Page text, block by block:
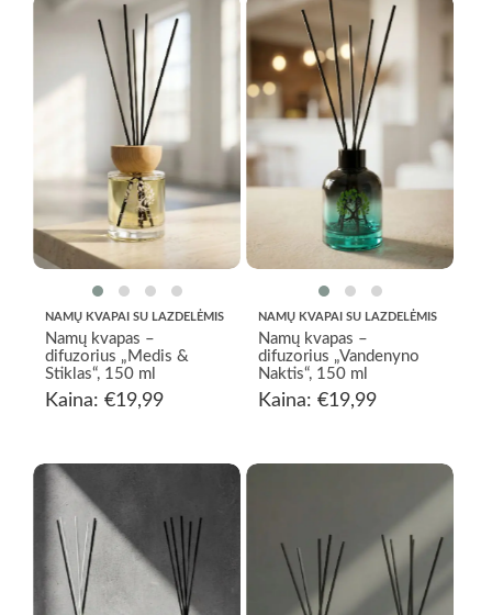
NAMŲ KVAPAI SU LAZDELĖMIS
Namų kvapas –
difuzorius „Medis &
Stiklas“, 150 ml
Kaina: €19,99
NAMŲ KVAPAI SU LAZDELĖMIS
Namų kvapas –
difuzorius „Vandenyno
Naktis“, 150 ml
Kaina: €19,99